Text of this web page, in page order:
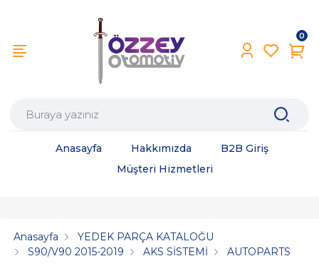
0
Anasayfa Hakkımızda
B2B Giriş
Müşteri Hizmetleri
Anasayfa
YEDEK PARÇA KATALOĞU
S90/V90 2015-2019
AKS SİSTEMİ AUTOPARTS